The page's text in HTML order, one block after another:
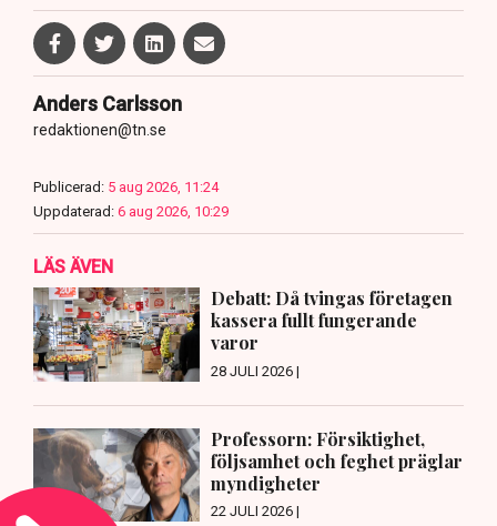
Anders Carlsson
redaktionen@tn.se
Publicerad: 5 aug 2026, 11:24
Uppdaterad: 6 aug 2026, 10:29
LÄS ÄVEN
Debatt: Då tvingas företagen
kassera fullt fungerande
varor
28 JULI 2026 |
Professorn: Försiktighet,
följsamhet och feghet präglar
myndigheter
22 JULI 2026 |